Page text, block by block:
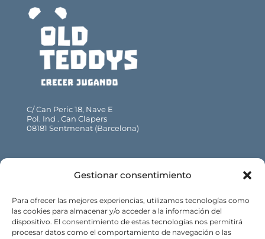
Gestionar consentimiento
Para ofrecer las mejores experiencias, utilizamos tecnologías como
las cookies para almacenar y/o acceder a la información del
dispositivo. El consentimiento de estas tecnologías nos permitirá
procesar datos como el comportamiento de navegación o las
C/ Can Peric 18, Nave E
Pol. Ind . Can Clapers
08181 Sentmenat (Barcelona)
info@oldteddys.com
Web: